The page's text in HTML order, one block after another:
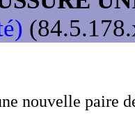
nouvelle paire